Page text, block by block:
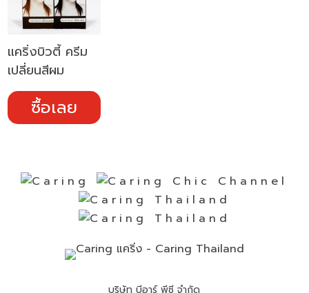
แคริ่งบิวตี้ ครีม
เปลี่ยนสีผม
ซื้อเลย
บริษัท บีอาร์ พีซี จำกัด